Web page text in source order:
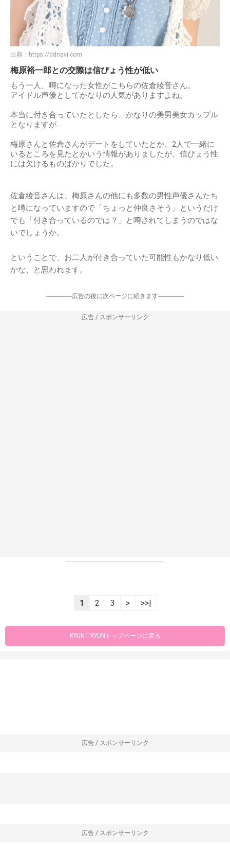
出典： https://ddnavi.com
梅原裕一郎との交際は信ぴょう性が低い
もう一人、噂になった女性がこちらの佐倉綾音さん。
アイドル声優としてかなりの人気がありますよね。
本当に付き合っていたとしたら、かなりの美男美女カップル
となりますが…
梅原さんと佐倉さんがデートをしていたとか、2人で一緒に
いるところを見たとかいう情報がありましたが、信ぴょう性
には欠けるものばかりでした。
佐倉綾音さんは、梅原さんの他にも多数の男性声優さんたち
と噂になっていますので「ちょっと仲良さそう」というだけ
でも「付き合っているのでは？」と噂されてしまうのではな
いでしょうか。
ということで、お二人が付き合っていた可能性もかなり低い
かな、と思われます。
-----------------広告の後に次ページに続きます-----------------
広告 / スポンサーリンク
----------------------------------------------------------------
1 2 3 > >>|
KYUN♡KYUNトップページに戻る
広告 / スポンサーリンク
広告 / スポンサーリンク